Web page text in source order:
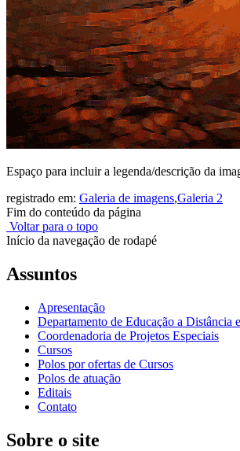
Espaço para incluir a legenda/descrição da
registrado em: Galeria de imagens,Galeria 2
Fim do conteúdo da página
Voltar para o topo
Início da navegação de rodapé
Assuntos
Apresentação
Departamento de Educação a Distância
Coordenadoria de Projetos Especiais
Cursos
Polos por ofertas de Cursos
Polos de atuação
Editais
Contato
Sobre o site